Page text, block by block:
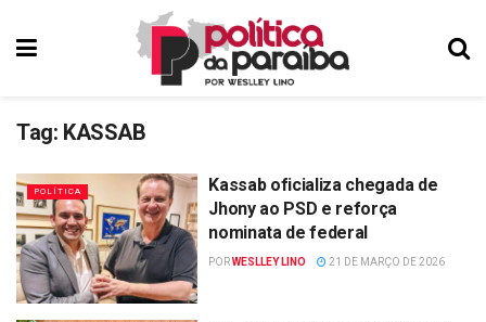
Tag: KASSAB
POLÍTICA
Kassab oficializa chegada de
Jhony ao PSD e reforça
nominata de federal
PORWESLLEY LINO 21 DE MARÇO DE 2026